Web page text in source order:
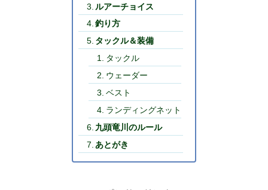
ルアーチョイス
釣り方
タックル＆装備
タックル
ウェーダー
ベスト
ランディングネット
九頭竜川のルール
あとがき